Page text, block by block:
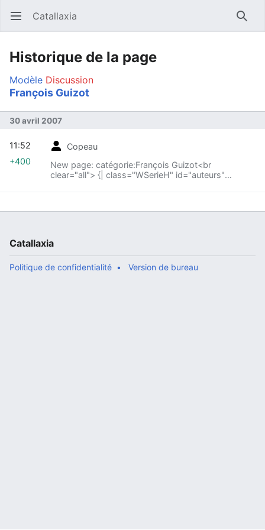
Ouvrir le menu principal Catallaxia
Historique de la page
Modèle Discussion
François Guizot
30 avril 2007
Copeau
New page: catégorie:François Guizot<br
clear="all"> {| class="WSerieH" id="auteurs"
11:52
+400
Catallaxia
Politique de confidentialité Version de bureau